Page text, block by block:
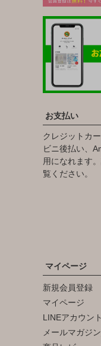
お支払い
クレジットカ
ビニ後払い、
用になれます
覧ください。
マイページ
新規会員登録
マイページ
LINEアカウン
メールマガジ